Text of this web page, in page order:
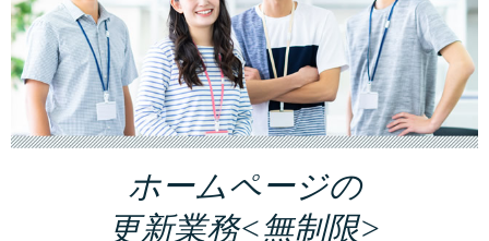
ホームページの
更新業務<無制限>